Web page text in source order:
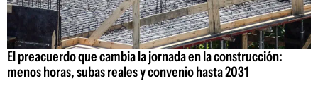
El preacuerdo que cambia la jornada en la construcción:
menos horas, subas reales y convenio hasta 2031